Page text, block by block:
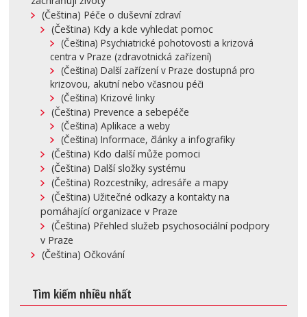
(Čeština) Péče o duševní zdraví
(Čeština) Kdy a kde vyhledat pomoc
(Čeština) Psychiatrické pohotovosti a krizová
centra v Praze (zdravotnická zařízení)
(Čeština) Další zařízení v Praze dostupná pro
krizovou, akutní nebo včasnou péči
(Čeština) Krizové linky
(Čeština) Prevence a sebepéče
(Čeština) Aplikace a weby
(Čeština) Informace, články a infografiky
(Čeština) Kdo další může pomoci
(Čeština) Další složky systému
(Čeština) Rozcestníky, adresáře a mapy
(Čeština) Užitečné odkazy a kontakty na
pomáhající organizace v Praze
(Čeština) Přehled služeb psychosociální podpory
v Praze
(Čeština) Očkování
Tìm kiếm nhiều nhất